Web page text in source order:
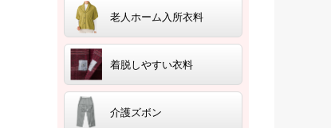
老人ホーム入所衣料
着脱しやすい衣料
介護ズボン